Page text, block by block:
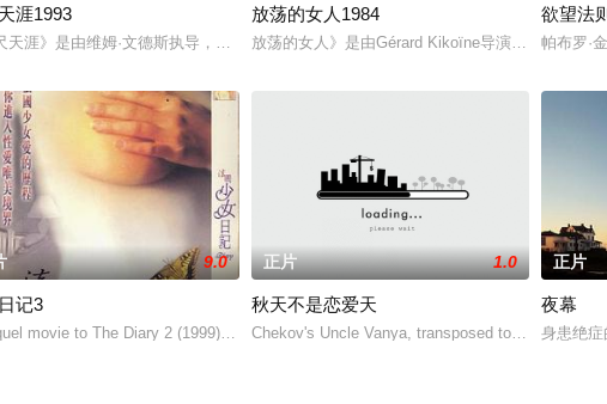
饰）爱上了名为莎拉（克塞妮娅·拉帕波特 Kseniya Rappoport 饰
涯1993
天涯》是由维姆·文德斯执导，奥托·山德尔、布鲁诺·甘茨、娜塔莎·金斯基、豪斯特·
放荡的女人1984
放荡的女人》是由Gérard Kikoïne导演，哈利·阿兰
欲望法
帕布罗·
象过一次的故事……如果他得到了这样一件梦想的物品……通过使用他偶然获得的时
9.0
记3
movie to The Diary 2 (1999). 1930s. Anna (Lila Baumann), the primar
正片 1.0
秋天不是恋爱天
Chekov's Uncle Vanya, transposed to turn-of-the-
正片
夜幕
身患绝症